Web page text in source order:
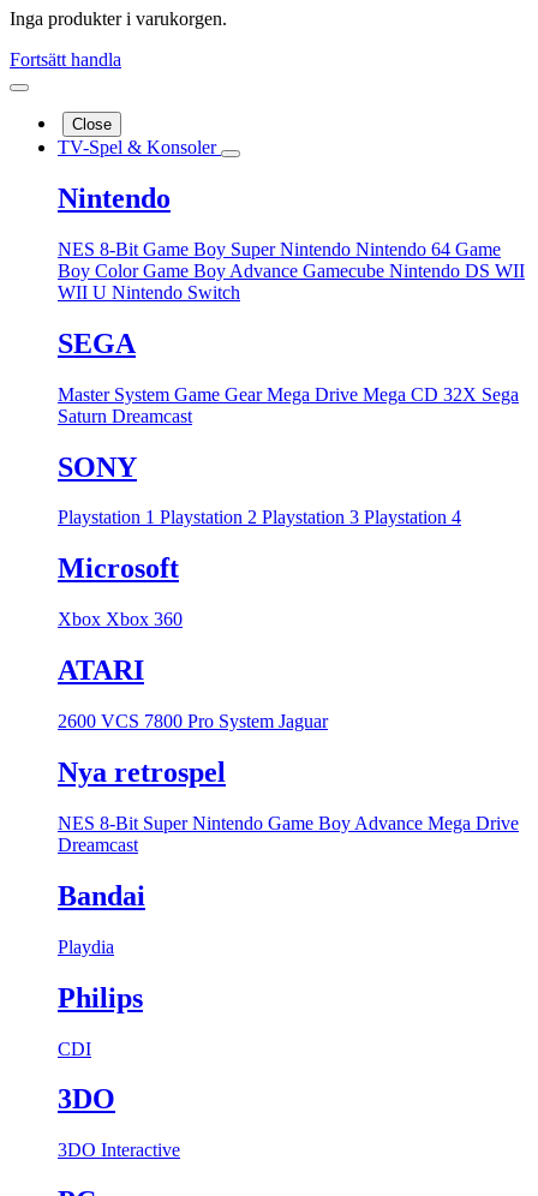
Inga produkter i varukorgen.
Fortsätt handla
Close
TV-Spel & Konsoler
Nintendo
NES 8-Bit Game Boy Super Nintendo Nintendo 64 Game
Boy ColorGame Boy Advance Gamecube Nintendo DS WII
WII U Nintendo Switch
SEGA
Master System Game GearMega Drive Mega CD 32X Sega
Saturn Dreamcast
SONY
Playstation 1 Playstation 2 Playstation 3 Playstation 4
Microsoft
Xbox Xbox 360
ATARI
2600 VCS 7800 Pro System Jaguar
Nya retrospel
NES 8-Bit Super Nintendo Game Boy Advance Mega Drive
Dreamcast
Bandai
Playdia
Philips
CDI
3DO
3DO Interactive